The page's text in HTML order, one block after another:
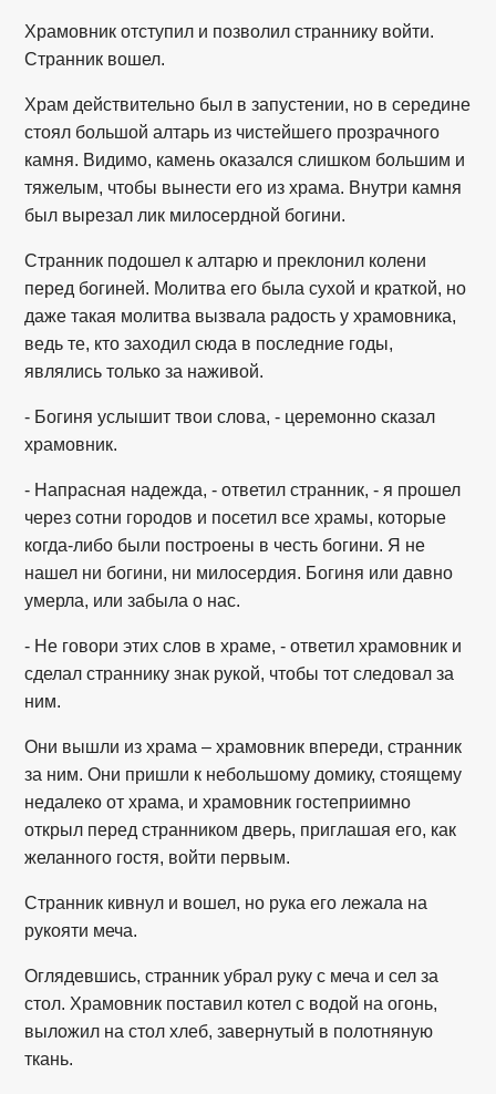
Храмовник отступил и позволил страннику войти.
Странник вошел.
Храм действительно был в запустении, но в середине
стоял большой алтарь из чистейшего прозрачного
камня. Видимо, камень оказался слишком большим и
тяжелым, чтобы вынести его из храма. Внутри камня
был вырезал лик милосердной богини.
Странник подошел к алтарю и преклонил колени
перед богиней. Молитва его была сухой и краткой, но
даже такая молитва вызвала радость у храмовника,
ведь те, кто заходил сюда в последние годы,
являлись только за наживой.
- Богиня услышит твои слова, - церемонно сказал
храмовник.
- Напрасная надежда, - ответил странник, - я прошел
через сотни городов и посетил все храмы, которые
когда-либо были построены в честь богини. Я не
нашел ни богини, ни милосердия. Богиня или давно
умерла, или забыла о нас.
- Не говори этих слов в храме, - ответил храмовник и
сделал страннику знак рукой, чтобы тот следовал за
ним.
Они вышли из храма – храмовник впереди, странник
за ним. Они пришли к небольшому домику, стоящему
недалеко от храма, и храмовник гостеприимно
открыл перед странником дверь, приглашая его, как
желанного гостя, войти первым.
Странник кивнул и вошел, но рука его лежала на
рукояти меча.
Оглядевшись, странник убрал руку с меча и сел за
стол. Храмовник поставил котел с водой на огонь,
выложил на стол хлеб, завернутый в полотняную
ткань.